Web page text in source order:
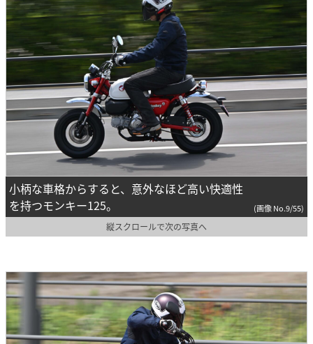
小柄な車格からすると、意外なほど高い快適性
を持つモンキー125。
(画像 No.9/55)
縦スクロールで次の写真へ